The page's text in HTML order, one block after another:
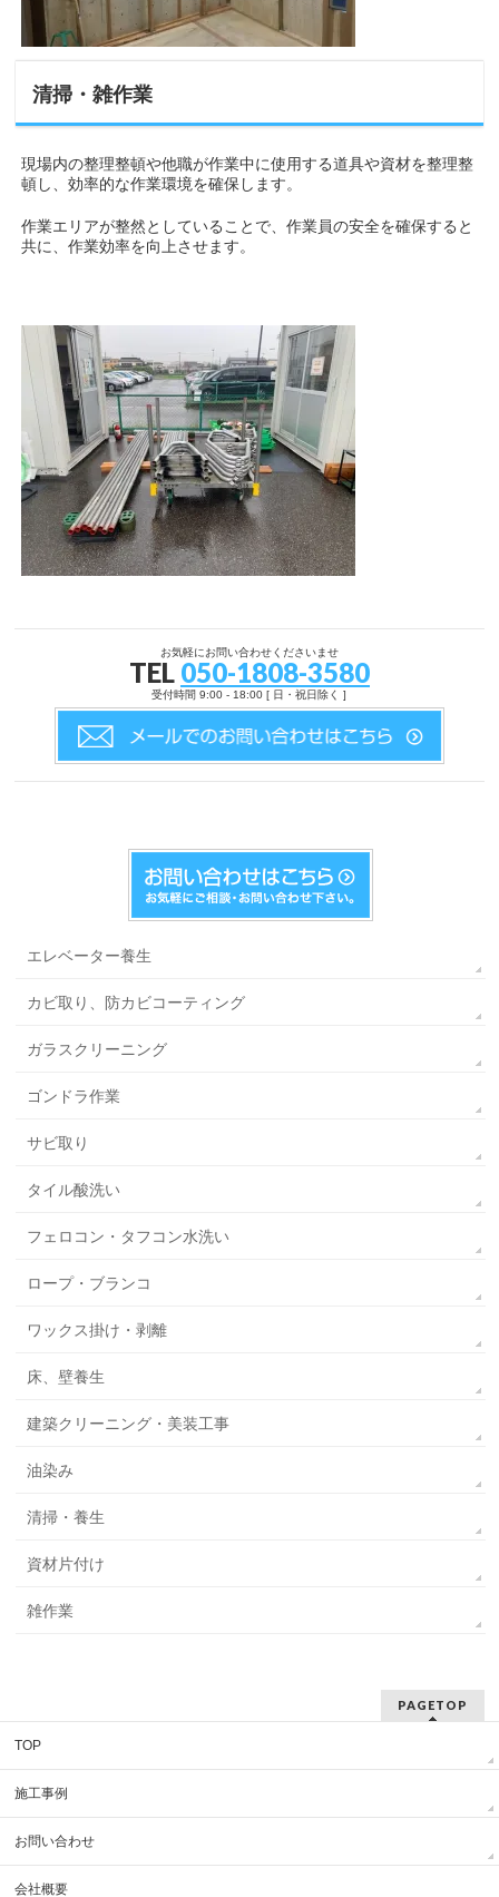
清掃・雑作業
現場内の整理整頓や他職が作業中に使用する道具や資材を整理整
頓し、効率的な作業環境を確保します。
作業エリアが整然としていることで、作業員の安全を確保すると
共に、作業効率を向上させます。
お気軽にお問い合わせくださいませ
TEL 050-1808-3580
受付時間 9:00 - 18:00 [ 日・祝日除く ]
エレベーター養生
カビ取り、防カビコーティング
ガラスクリーニング
ゴンドラ作業
サビ取り
タイル酸洗い
フェロコン・タフコン水洗い
ロープ・ブランコ
ワックス掛け・剥離
床、壁養生
建築クリーニング・美装工事
油染み
清掃・養生
資材片付け
雑作業
PAGETOP
TOP
施工事例
お問い合わせ
会社概要